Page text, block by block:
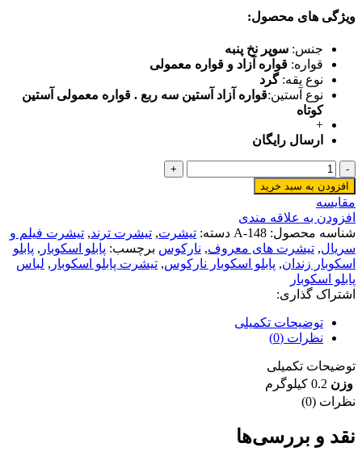
ویژگی های محصول:
جنس: سوپر نخ پنبه
قواره: قواره آزاد و قواره معمولی
نوع یقه:گرد
نوع آستین:قواره آزاد آستین سه ربع . قواره معمولی آستین
کوتاه
+
ارسال رایگان
تیشرت
پابلو
اسکوبار
عدد
افزودن به سبد خرید
مقایسه
افزودن به علاقه مندی
شناسه محصول: A-148 دسته: تیشرت, تیشرت ترند, تیشرت فیلم و
سریال, تیشرت های معروف, نارکوس برچسب: پابلو اسکوبار , پابلو
اسکوبار زندان, پابلو اسکوبار نارکوس, تیشرت پابلو اسکوبار , لباس
پابلو اسکوبار
اشتراک گذاری:
توضیحات تکمیلی
نظرات (0)
توضیحات تکمیلی
وزن 0.2 کیلوگرم
نظرات (0)
نقد و بررسی‌ها